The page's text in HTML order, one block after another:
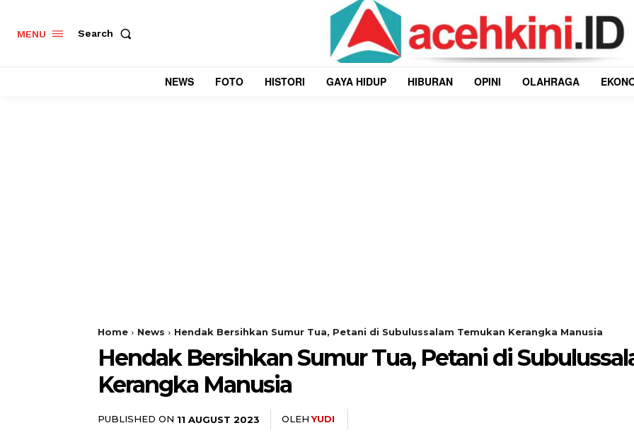
MENU Search
NEWS FOTO HISTORI GAYA HIDUP HIBURAN OPINI OLAHRAGA
Home News Hendak Bersihkan Sumur Tua, Petani di Subulussalam Temukan Kerangka Manusia
Hendak Bersihkan Sumur Tua, Petani di
Kerangka Manusia
PUBLISHED ON 11 AUGUST 2023 OLEH YUDI